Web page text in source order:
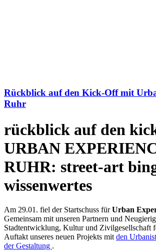
Rückblick auf den Kick-Off mit
Ruhr
rückblick auf den
URBAN
RUHR: street-art
wissenwertes
Am 29.01. fiel der Startschuss fürUrban
Gemeinsam mit unseren Partnern und
Stadtentwicklung, Kultur und Zivilgesellschaft
Auftakt unseres neuen Projekts mit den
der Gestaltung .